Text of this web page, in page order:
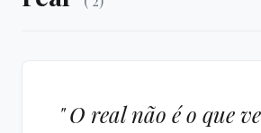
" O real não é o que